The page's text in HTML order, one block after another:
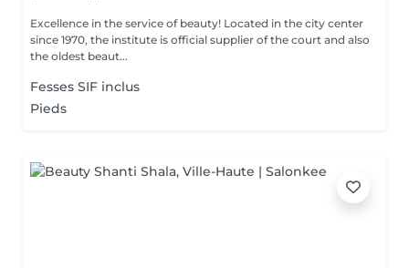
Excellence in the service of beauty! Located in the city center
since 1970, the institute is official supplier of the court and also
the oldest beaut...
Fesses SIF inclus
Pieds